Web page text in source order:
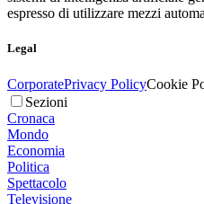
espresso di utilizzare mezzi
Legal
CorporatePrivacy PolicyCookie
Sezioni
Cronaca
Mondo
Economia
Politica
Spettacolo
Televisione